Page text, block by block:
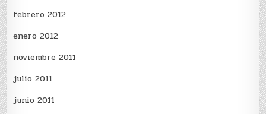
febrero 2012
enero 2012
noviembre 2011
julio 2011
junio 2011